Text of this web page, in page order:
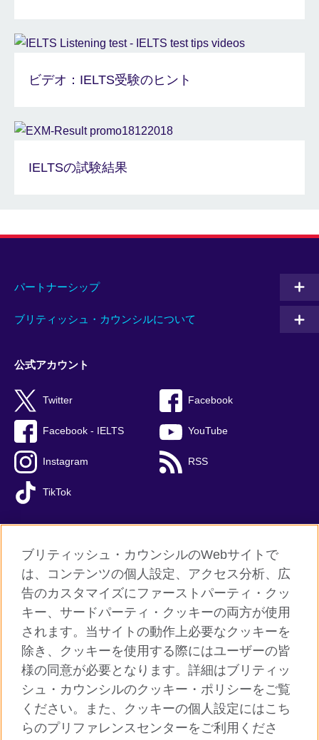
ビデオ：IELTS受験のヒント
IELTSの試験結果
パートナーシップ
ブリティッシュ・カウンシルについて
公式アカウント
Twitter Facebook
Facebook - IELTS YouTube
Instagram RSS
TikTok
ご利用に際して
個人情報保護
クッキー（Cookie）について
よくあるご質問
サイトマップ
ブリティッシュ・カウンシルのWebサイトで
は、コンテンツの個人設定、アクセス分析、広
告のカスタマイズにファーストパーティ・クッ
キー、サードパーティ・クッキーの両方が使用
されます。当サイトの動作上必要なクッキーを
除き、クッキーを使用する際にはユーザーの皆
様の同意が必要となります。詳細はブリティッ
シュ・カウンシルのクッキー・ポリシーをご覧
ください。また、クッキーの個人設定にはこち
らのプリファレンスセンターをご利用くださ